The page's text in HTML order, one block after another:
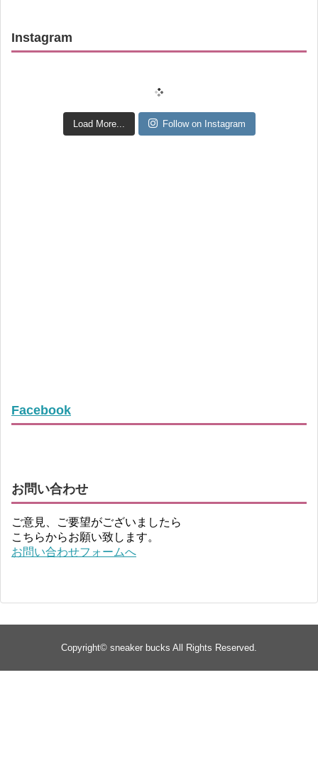
Instagram
Load More... Follow on Instagram
Facebook
お問い合わせ
ご意見、ご要望がございましたら
こちらからお願い致します。
お問い合わせフォームへ
Copyright© sneaker bucks All Rights Reserved.